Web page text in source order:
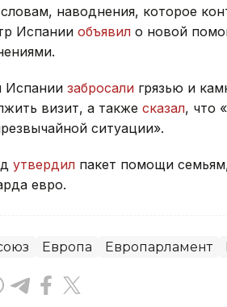
словам, наводнения, которое
Испании объявил о новой
Испании забросали грязью и
визит, а также сказал, что
ситуации».
утвердил пакет помощи
евро.
Европа Европарламент